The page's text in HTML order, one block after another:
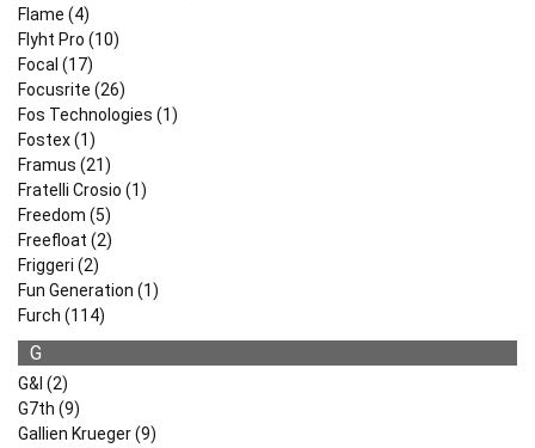
Flame (4)
Flyht Pro (10)
Focal (17)
Focusrite (26)
Fos Technologies (1)
Fostex (1)
Framus (21)
Fratelli Crosio (1)
Freedom (5)
Freefloat (2)
Friggeri (2)
Fun Generation (1)
Furch (114)
G
G&l (2)
G7th (9)
Gallien Krueger (9)